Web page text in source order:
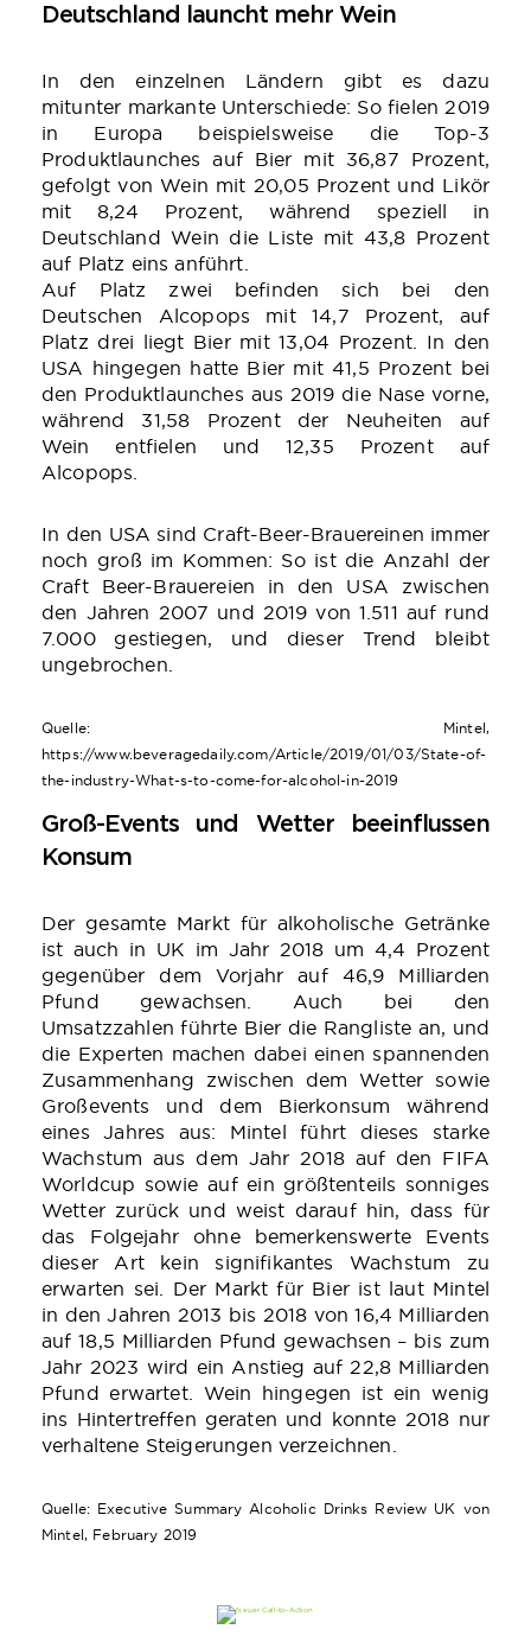
Deutschland launcht mehr Wein
In den einzelnen Ländern gibt es dazu
mitunter markante Unterschiede: So fielen 2019
in Europa beispielsweise die Top-3
Produktlaunches auf Bier mit 36,87 Prozent,
gefolgt von Wein mit 20,05 Prozent und Likör
mit 8,24 Prozent, während speziell in
Deutschland Wein die Liste mit 43,8 Prozent
auf Platz eins anführt.
Auf Platz zwei befinden sich bei den
Deutschen Alcopops mit 14,7 Prozent, auf
Platz drei liegt Bier mit 13,04 Prozent. In den
USA hingegen hatte Bier mit 41,5 Prozent bei
den Produktlaunches aus 2019 die Nase vorne,
während 31,58 Prozent der Neuheiten auf
Wein entfielen und 12,35 Prozent auf
Alcopops.
In den USA sind Craft-Beer-Brauereinen immer
noch groß im Kommen: So ist die Anzahl der
Craft Beer-Brauereien in den USA zwischen
den Jahren 2007 und 2019 von 1.511 auf rund
7.000 gestiegen, und dieser Trend bleibt
ungebrochen.
Quelle: Mintel,
https://www.beveragedaily.com/Article/2019/01/03/State-of-
the-industry-What-s-to-come-for-alcohol-in-2019
Groß-Events und Wetter beeinflussen
Konsum
Der gesamte Markt für alkoholische Getränke
ist auch in UK im Jahr 2018 um 4,4 Prozent
gegenüber dem Vorjahr auf 46,9 Milliarden
Pfund gewachsen. Auch bei den
Umsatzzahlen führte Bier die Rangliste an, und
die Experten machen dabei einen spannenden
Zusammenhang zwischen dem Wetter sowie
Großevents und dem Bierkonsum während
eines Jahres aus: Mintel führt dieses starke
Wachstum aus dem Jahr 2018 auf den FIFA
Worldcup sowie auf ein größtenteils sonniges
Wetter zurück und weist darauf hin, dass für
das Folgejahr ohne bemerkenswerte Events
dieser Art kein signifikantes Wachstum zu
erwarten sei. Der Markt für Bier ist laut Mintel
in den Jahren 2013 bis 2018 von 16,4 Milliarden
auf 18,5 Milliarden Pfund gewachsen – bis zum
Jahr 2023 wird ein Anstieg auf 22,8 Milliarden
Pfund erwartet. Wein hingegen ist ein wenig
ins Hintertreffen geraten und konnte 2018 nur
verhaltene Steigerungen verzeichnen.
Quelle: Executive Summary Alcoholic Drinks Review UK von
Mintel, February 2019